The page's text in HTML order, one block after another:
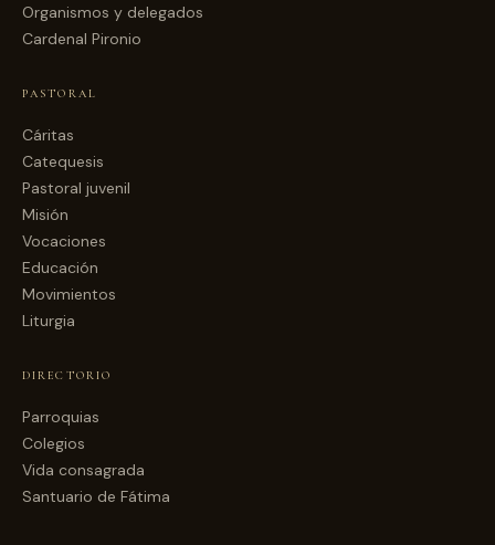
Organismos y delegados
Cardenal Pironio
PASTORAL
Cáritas
Catequesis
Pastoral juvenil
Misión
Vocaciones
Educación
Movimientos
Liturgia
DIRECTORIO
Parroquias
Colegios
Vida consagrada
Santuario de Fátima